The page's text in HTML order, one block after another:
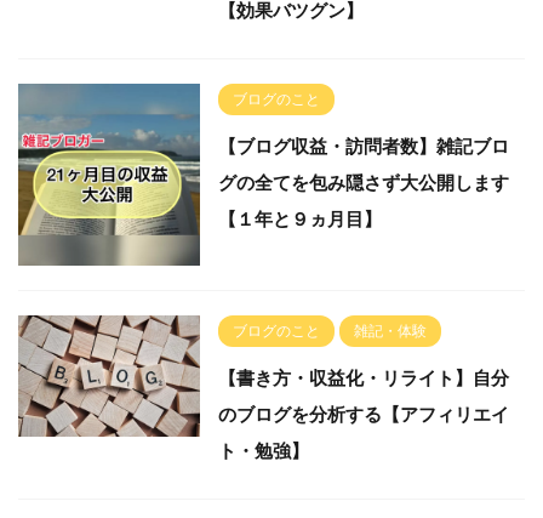
【効果バツグン】
ブログのこと
【ブログ収益・訪問者数】雑記ブロ
グの全てを包み隠さず大公開します
【１年と９ヵ月目】
ブログのこと 雑記・体験
【書き方・収益化・リライト】自分
のブログを分析する【アフィリエイ
ト・勉強】